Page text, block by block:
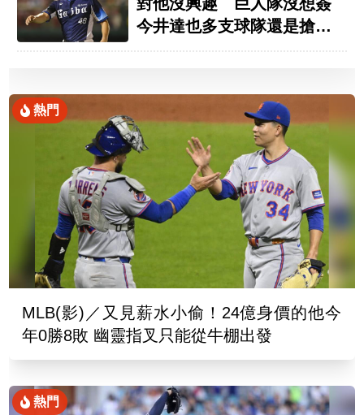
今井達也多支球隊還是搶著
熱門
MLB(影)／又見薪水小偷！24億身價的他今
年0勝8敗 幽靈指叉只能從牛棚出發
熱門